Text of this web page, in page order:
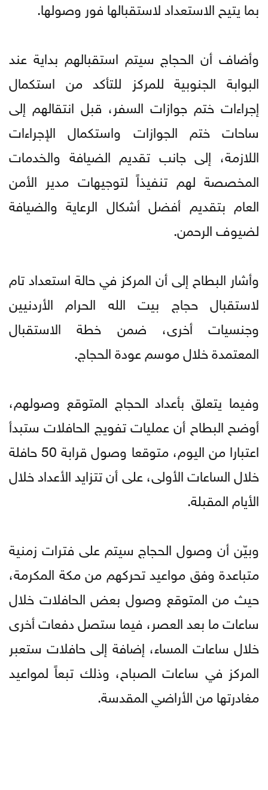
بما يتيح الاستعداد لاستقبالها فور وصولها.
وأضاف أن الحجاج سيتم استقبالهم بداية عند
البوابة الجنوبية للمركز للتأكد من استكمال
إجراءات ختم جوازات السفر، قبل انتقالهم إلى
ساحات ختم الجوازات واستكمال الإجراءات
اللازمة، إلى جانب تقديم الضيافة والخدمات
المخصصة لهم تنفيذاً لتوجيهات مدير الأمن
العام بتقديم أفضل أشكال الرعاية والضيافة
لضيوف الرحمن.
وأشار البطاح إلى أن المركز في حالة استعداد تام
لاستقبال حجاج بيت الله الحرام الأردنيين
وجنسيات أخرى، ضمن خطة الاستقبال
المعتمدة خلال موسم عودة الحجاج.
وفيما يتعلق بأعداد الحجاج المتوقع وصولهم،
أوضح البطاح أن عمليات تفويج الحافلات ستبدأ
اعتبارا من اليوم، متوقعا وصول قرابة 50 حافلة
خلال الساعات الأولى، على أن تتزايد الأعداد خلال
الأيام المقبلة.
وبيّن أن وصول الحجاج سيتم على فترات زمنية
متباعدة وفق مواعيد تحركهم من مكة المكرمة،
حيث من المتوقع وصول بعض الحافلات خلال
ساعات ما بعد العصر، فيما ستصل دفعات أخرى
خلال ساعات المساء، إضافة إلى حافلات ستعبر
المركز في ساعات الصباح، وذلك تبعاً لمواعيد
مغادرتها من الأراضي المقدسة.